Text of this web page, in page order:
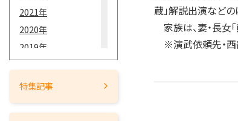
2021年
2020年
2019年
2018年
2017年
特集記事
蔵」解説出演などの
家族は、妻・長女
※演武依頼先・西